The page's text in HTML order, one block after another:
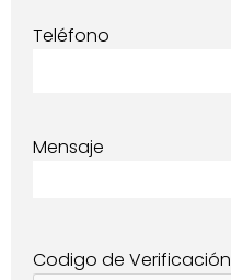
Teléfono
Mensaje
Codigo de Verificación